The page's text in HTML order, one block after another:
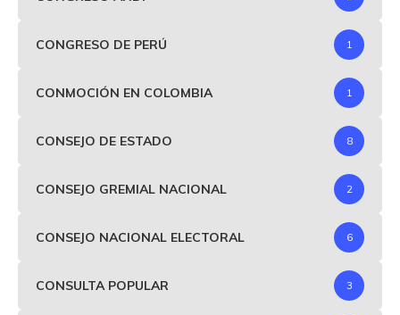
CONGRESO DE PERÚ 1
CONMOCIÓN EN COLOMBIA 1
CONSEJO DE ESTADO 8
CONSEJO GREMIAL NACIONAL 2
CONSEJO NACIONAL ELECTORAL 6
CONSULTA POPULAR 3